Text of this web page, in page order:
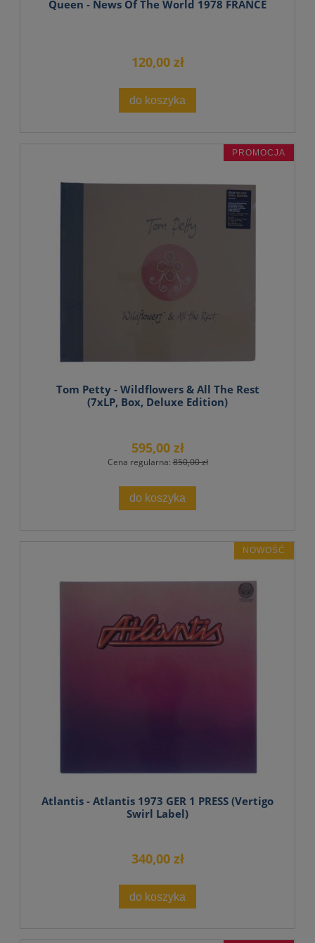
Queen - News Of The World 1978 FRANCE
120,00 zł
do koszyka
Tom Petty - Wildflowers & All The Rest
(7xLP, Box, Deluxe Edition)
595,00 zł
Cena regularna:850,00 zł
do koszyka
PROMOCJA
Atlantis - Atlantis 1973 GER 1 PRESS (Vertigo
Swirl Label)
340,00 zł
do koszyka
NOWOŚĆ